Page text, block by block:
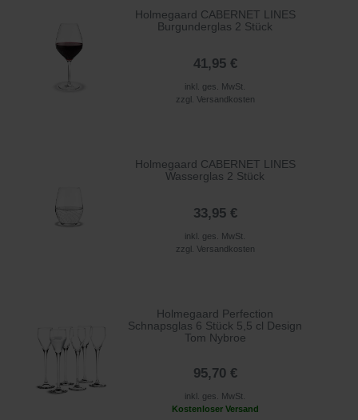
Holmegaard CABERNET LINES
Burgunderglas 2 Stück
41,95 €
inkl. ges. MwSt.
zzgl. Versandkosten
Holmegaard CABERNET LINES
Wasserglas 2 Stück
33,95 €
inkl. ges. MwSt.
zzgl. Versandkosten
Holmegaard Perfection
Schnapsglas 6 Stück 5,5 cl Design
Tom Nybroe
95,70 €
inkl. ges. MwSt.
Kostenloser Versand